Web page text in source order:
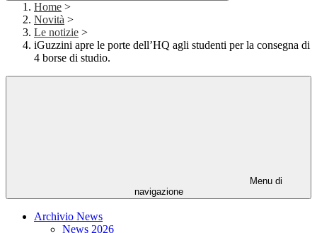
Home >
Novità >
Le notizie >
iGuzzini apre le porte dell’HQ agli studenti per la consegna di
4 borse di studio.
Menu di
navigazione
Archivio News
News 2026